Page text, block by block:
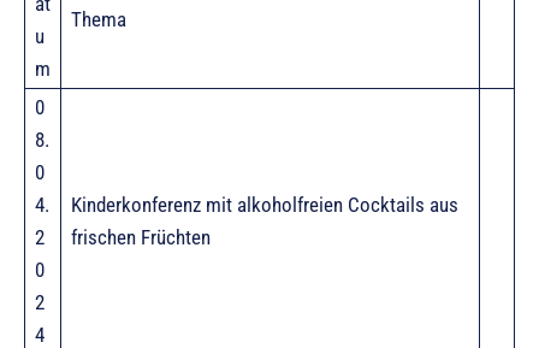
u
m
Thema
0
8.
0
4.
2
0
2
4
Kinderkonferenz mit alkoholfreien Cocktails aus
frischen Früchten